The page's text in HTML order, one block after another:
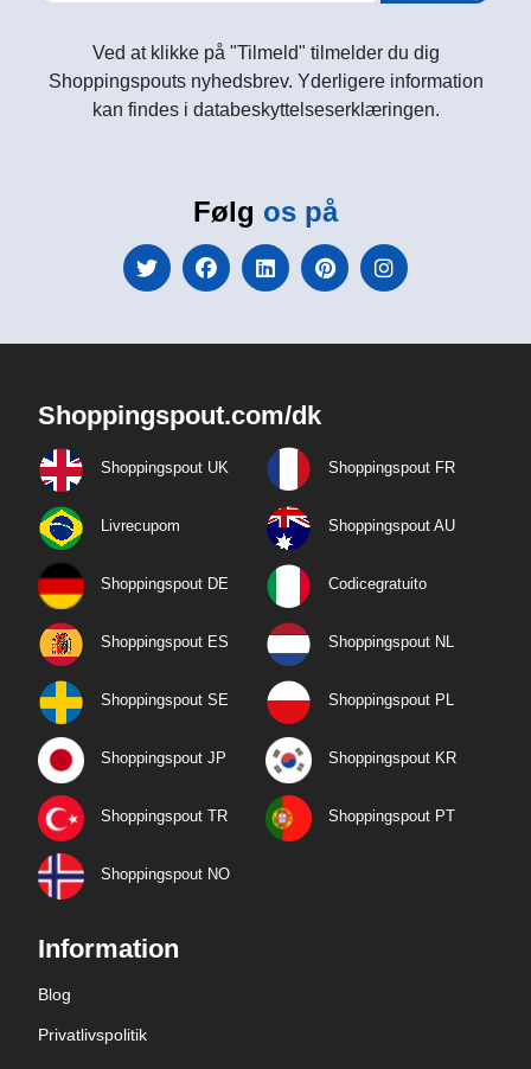
Ved at klikke på "Tilmeld" tilmelder du dig
Shoppingspouts nyhedsbrev. Yderligere information
kan findes i databeskyttelseserklæringen.
Følg os på
Shoppingspout.com/dk
Shoppingspout UK Shoppingspout FR
Livrecupom Shoppingspout AU
Shoppingspout DE Codicegratuito
Shoppingspout ES Shoppingspout NL
Shoppingspout SE Shoppingspout PL
Shoppingspout JP Shoppingspout KR
Shoppingspout TR Shoppingspout PT
Shoppingspout NO
Information
Blog
Privatlivspolitik